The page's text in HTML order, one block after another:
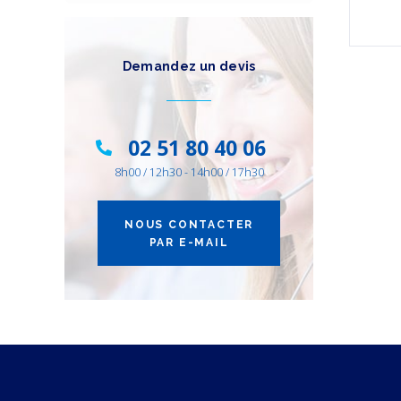
Demandez un devis
02 51 80 40 06
8h00 / 12h30 - 14h00 / 17h30
NOUS CONTACTER
PAR E-MAIL